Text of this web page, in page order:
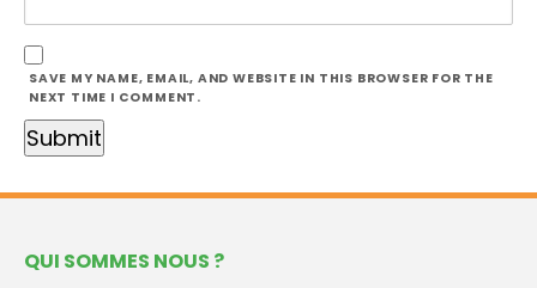
SAVE MY NAME, EMAIL, AND WEBSITE IN THIS BROWSER FOR THE
NEXT TIME I COMMENT.
QUI SOMMES NOUS ?